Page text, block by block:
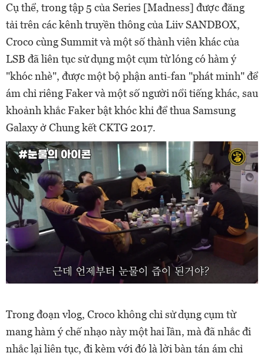
Cụ thể, trong tập 5 của Series [Madness] được đăng
tải trên các kênh truyền thông của Liiv SANDBOX,
Croco cùng Summit và một số thành viên khác của
LSB đã liên tục sử dụng một cụm từ lóng có hàm ý
"khóc nhè", được một bộ phận anti-fan "phát minh" để
ám chỉ riêng Faker và một số người nổi tiếng khác, sau
khoảnh khắc Faker bật khóc khi để thua Samsung
Galaxy ở Chung kết CKTG 2017.
Trong đoạn vlog, Croco không chỉ sử dụng cụm từ
mang hàm ý chế nhạo này một hai lần, mà đã nhắc đi
nhắc lại liên tục, đi kèm với đó là lời bàn tán ám chỉ